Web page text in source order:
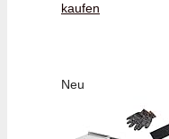
kaufen
Neu